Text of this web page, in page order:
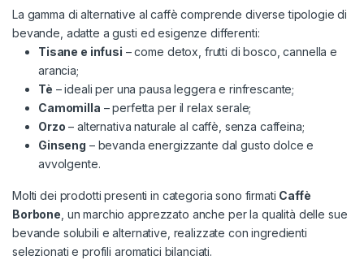
La gamma di alternative al caffè comprende diverse tipologie di
bevande, adatte a gusti ed esigenze differenti:
Tisane e infusi – come detox, frutti di bosco, cannella e
arancia;
Tè – ideali per una pausa leggera e rinfrescante;
Camomilla – perfetta per il relax serale;
Orzo – alternativa naturale al caffè, senza caffeina;
Ginseng – bevanda energizzante dal gusto dolce e
avvolgente.
Molti dei prodotti presenti in categoria sono firmati Caffè
Borbone , un marchio apprezzato anche per la qualità delle sue
bevande solubili e alternative, realizzate con ingredienti
selezionati e profili aromatici bilanciati.